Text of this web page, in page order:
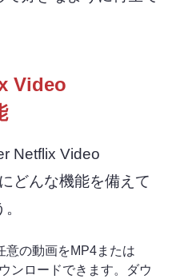
Video
Netflix Video
どんな機能を備えて
意の動画をMP4または
ンロードできます。ダウ